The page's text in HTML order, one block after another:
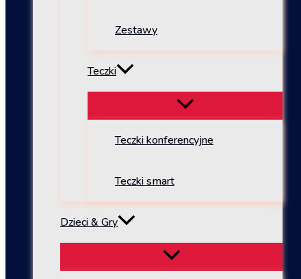
Zestawy
Teczki
Teczki konferencyjne
Teczki smart
Dzieci & Gry